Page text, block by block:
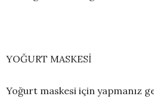
YOĞURT MASKESİ
Yoğurt maskesi için yapmanız